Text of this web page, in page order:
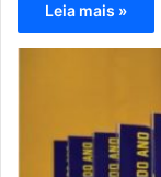
Leia mais »